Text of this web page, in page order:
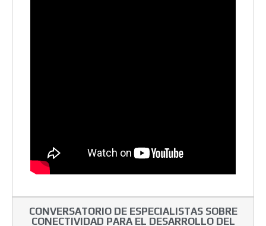
CONVERSATORIO DE ESPECIALISTAS SOBRE
CONECTIVIDAD PARA EL DESARROLLO DEL